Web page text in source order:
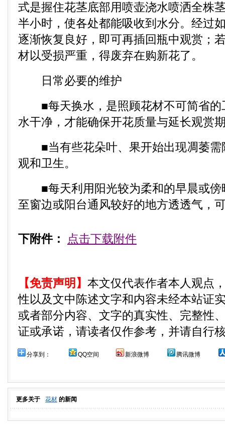
式是握住花茎底部用喷壶浇水喷洒全株
半小时，使各处都能吸收到水分。经过
逐渐恢复良好，即可再插回瓶中观赏；
材以受损严重，得废弃在购新花了。
日常必要的维护
■每天换水，是照顾花材不可简省的
水干净，才能确保开花质量与延长观赏
■当有些花朵叶、果开始出现凋萎需
观和卫生。
■每天利用阳光较为柔和的早晨或傍
至窗边或阳台通风较好的地方透透气，
下附件： 点击下载附件
【免责声明】 本文仅代表作者本人观点
性以及文中陈述文字和内容未经本站证
或者部分内容、文字的真实性、完整性
证或承诺，请读者仅作参考，并请自行
分享到： QQ空间 新浪微博 腾讯微博
更多关于 花材 的新闻